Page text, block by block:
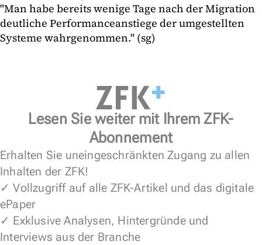
"Man habe bereits wenige Tage nach der Migration
deutliche Performanceanstiege der umgestellten
Systeme wahrgenommen." (sg)
Lesen Sie weiter mit Ihrem ZFK-
Abonnement
Erhalten Sie uneingeschränkten Zugang zu allen
Inhalten der ZFK!
✓ Vollzugriff auf alle ZFK-Artikel und das digitale
ePaper
✓ Exklusive Analysen, Hintergründe und
Interviews aus der Branche